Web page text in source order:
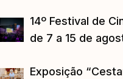
14º Festival de
de 7 a 15 de
Exposição